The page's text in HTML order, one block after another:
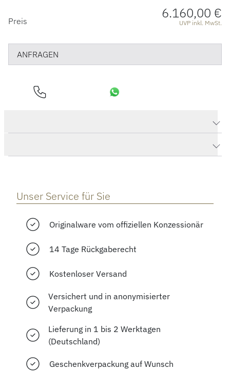
PREISINFORMATIONEN
Preis 6.160,00 €
UVP inkl. MwSt.
ANFRAGEN
Unser Service für Sie
Originalware vom offiziellen Konzessionär
14 Tage Rückgaberecht
Kostenloser Versand
Versichert und in anonymisierter
Verpackung
Lieferung in 1 bis 2 Werktagen
(Deutschland)
Geschenkverpackung auf Wunsch